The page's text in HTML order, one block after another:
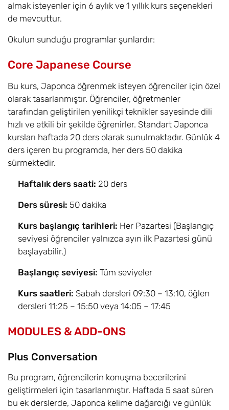
almak isteyenler için 6 aylık ve 1 yıllık kurs seçenekleri
de mevcuttur.
Okulun sunduğu programlar şunlardır:
Core Japanese Course
Bu kurs, Japonca öğrenmek isteyen öğrenciler için özel
olarak tasarlanmıştır. Öğrenciler, öğretmenler
tarafından geliştirilen yenilikçi teknikler sayesinde dili
hızlı ve etkili bir şekilde öğrenirler. Standart Japonca
kursları haftada 20 ders olarak sunulmaktadır. Günlük 4
ders içeren bu programda, her ders 50 dakika
sürmektedir.
Haftalık ders saati: 20 ders
Ders süresi: 50 dakika
Kurs başlangıç tarihleri: Her Pazartesi (Başlangıç
seviyesi öğrenciler yalnızca ayın ilk Pazartesi günü
başlayabilir.)
Başlangıç seviyesi: Tüm seviyeler
Kurs saatleri: Sabah dersleri 09:30 – 13:10, öğlen
dersleri 11:25 – 15:50 veya 14:05 – 17:45
MODULES & ADD-ONS
Plus Conversation
Bu program, öğrencilerin konuşma becerilerini
geliştirmeleri için tasarlanmıştır. Haftada 5 saat süren
bu ek derslerde, Japonca kelime dağarcığı ve günlük